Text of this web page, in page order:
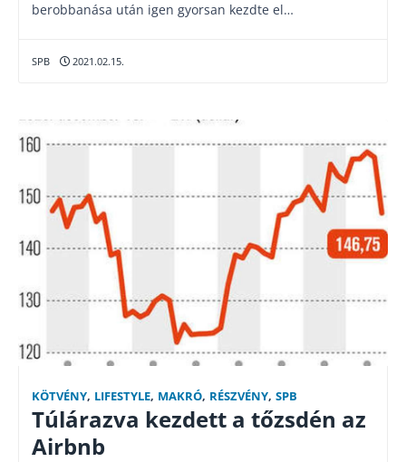
berobbanása után igen gyorsan kezdte el…
SPB 2021.02.15.
KÖTVÉNY, LIFESTYLE, MAKRÓ, RÉSZVÉNY, SPB
Túlárazva kezdett a tőzsdén az
Airbnb